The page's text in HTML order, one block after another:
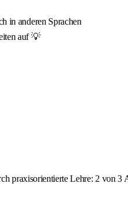
in anderen Sprachen
auf 💡
praxisorientierte Lehre: 2 von